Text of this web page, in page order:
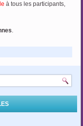
à tous les participants,
.